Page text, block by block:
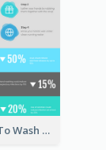
Four Steps To Wash Hands Infographic Poster